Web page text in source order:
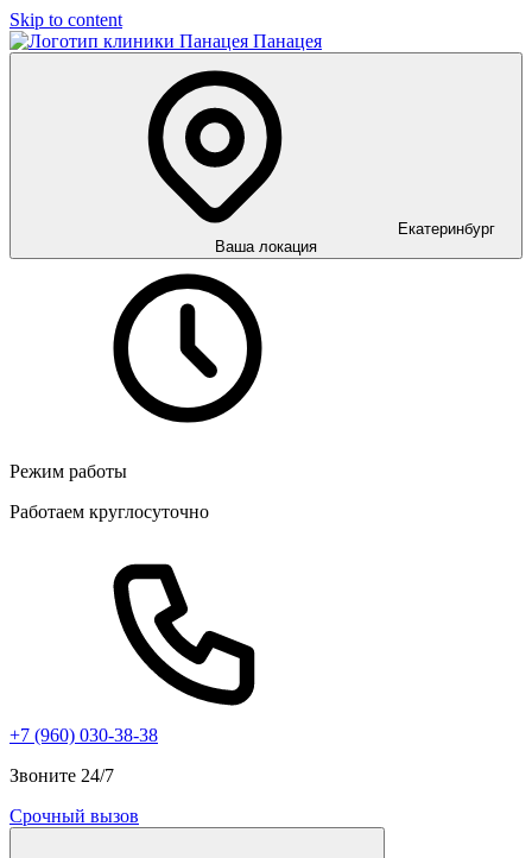
Skip to content
Панацея
Екатеринбург
Ваша локация
Режим работы
Работаем круглосуточно
+7 (960) 030-38-38
Звоните 24/7
Срочный вызов